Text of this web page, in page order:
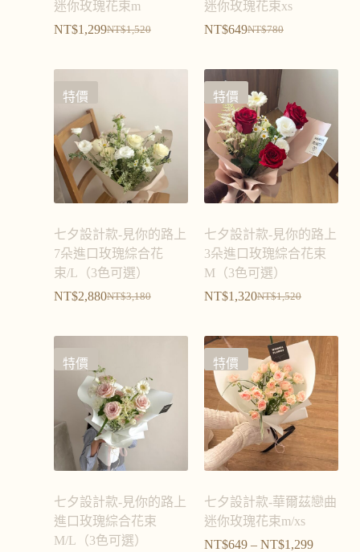
迷你玫瑰花束m
NT$1,520
NT$1,299
迷你玫瑰花束xs
NT$780
NT$649
特價
七夕設計款-見你的路上
7朵進口玫瑰綜合花
束/L（3色可選）
NT$3,180
NT$2,880
特價
七夕設計款-見你的路上
3朵進口玫瑰綜合花束
M（3色可選）
NT$1,520
NT$1,320
特價
七夕設計款-見你的路上
進口玫瑰綜合花束
M/L（3色可選）
特價
七夕設計款-華爾茲戀曲
迷你玫瑰花束m/xs
NT$649 – NT$1,299